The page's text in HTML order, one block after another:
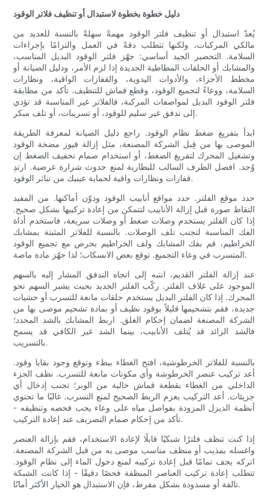
دليل خطوة بخطوة لاستبدال أو تنظيف فلاتر الوقود
يُعدّ استبدال أو تنظيف فلتر الوقود مهمةً سهلةً بالنسبة للعديد من
مالكي المركبات، ولكنها تتطلب دقةً في العمل والتزامًا بإجراءات
السلامة. التحضير الجيد أساسي: جهّز فلتر الوقود البديل المناسب،
والمشابك أو الحلقات المطاطية الجديدة إذا لزم الأمر، ودليل الصيانة أو
مخطط الأجزاء، والأدوات اليدوية، والقفازات الواقية، ونظارات
السلامة، ووعاءً لتجميع الوقود، وقطع قماش للتنظيف. تأكد من مطابقة
فلتر الوقود البديل لمواصفات المركبة، فالفلاتر غير المناسبة قد تؤدي
إلى تدفق غير سليم للوقود، أو تسريبات، أو تلف مبكر.
ابدأ بتفريغ ضغط نظام الوقود. راجع دليل الصيانة لمعرفة الطريقة
الموصى بها من قِبل الشركة المصنعة، مثل إزالة فيوز مضخة الوقود
وتشغيل المحرك لتفريغ الضغط، أو استخدام صمام تخفيف الضغط إن
وُجد. افصل الطرف السالب للبطارية لمنع حدوث شرارة عرضية. ارتدِ
قفازات ونظارات واقية لحماية عينيك من تناثر الوقود.
حدد موقع الفلتر. حدد مواقع أنابيب الوقود ودوّن أماكنها. من المفيد
التقاط صورة قبل إزالة الأنابيب لتتمكن من إعادة تركيبها بشكل صحيح.
إذا كان الفلتر يستخدم وصلات ضغط أو وصلات سريعة، فاستخدم أداة
الفك المناسبة لتجنب تلف الوصلات. بالنسبة للفلاتر المثبتة بمشابك
الخراطيم، قم بفك المشابك ولف الخراطيم بحرص مع تجميع الوقود
المتسرب في وعاء التجميع. توقع بعض الانسكاب؛ لذا جهّز مادة ماصة.
عند إزالة الفلتر القديم، انتبه إلى اتجاه التدفق المشار إليه بالسهم
الموجود على غلاف الفلتر. ركّب الفلتر الجديد بحيث يشير السهم نحو
المحرك. إذا كان الفلتر البديل يستخدم حلقات مانعة للتسرب أو حشيات
جديدة، فقم بتشحيمها قليلاً بوقود نظيف أو بمادة تشحيم موصى بها من
الشركة المصنعة لضمان إحكام الغلق. اربط المشابك بالشد المحدد؛
فالشد الزائد قد يُتلف الأنابيب، بينما الشد غير الكافي قد يسمح
بالتسريب.
بالنسبة للفلاتر الخرطوشية، افتح الغطاء ببطء وتوقع وجود بقايا وقود.
أعد تركيب عنصر الخرطوشة وأي مكونات مانعة للتسرب. نظف الجزء
الداخلي من الغطاء بقطعة قماش خالية من الوبر؛ تجنب إدخال أي
جزيئات. أعد التركيب بعزم الربط الصحيح لمنع التسرب. غالبًا ما تحتوي
أنظمة الديزل المزودة بفواصل مياه على وعاء يجب فحصه وتنظيفه -
تأكد من إحكام صمام التصريف عند إعادة التركيب.
إذا كنت تنظف فلترًا شبكيًا قابلًا لإعادة الاستخدام، فقم بإزالة العنصر
واغسله بمذيب أو منظف مناسب موصى به من قبل الشركة المصنعة.
اتركه يجف تمامًا قبل إعادة تركيبه لمنع دخول الماء إلى نظام الوقود.
تتطلب إعادة تركيب العناصر المنظفة فحصًا دقيقًا - إذا كانت الشبكة
تالفة أو مسدودة بشكل مفرط، فإن الاستبدال هو الخيار الأكثر أمانًا.